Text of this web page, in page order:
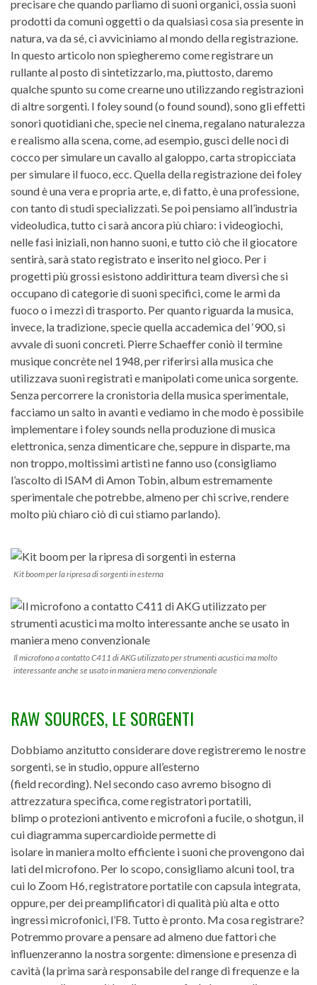
precisare che quando parliamo di suoni organici, ossia suoni
prodotti da comuni oggetti o da qualsiasi cosa sia presente in
natura, va da sé, ci avviciniamo al mondo della registrazione.
In questo articolo non spiegheremo come registrare un
rullante al posto di sintetizzarlo, ma, piuttosto, daremo
qualche spunto su come crearne uno utilizzando registrazioni
di altre sorgenti. I foley sound (o found sound), sono gli effetti
sonori quotidiani che, specie nel cinema, regalano naturalezza
e realismo alla scena, come, ad esempio, gusci delle noci di
cocco per simulare un cavallo al galoppo, carta stropicciata
per simulare il fuoco, ecc. Quella della registrazione dei foley
sound è una vera e propria arte, e, di fatto, è una professione,
con tanto di studi specializzati. Se poi pensiamo all’industria
videoludica, tutto ci sarà ancora più chiaro: i videogiochi,
nelle fasi iniziali, non hanno suoni, e tutto ciò che il giocatore
sentirà, sarà stato registrato e inserito nel gioco. Per i
progetti più grossi esistono addirittura team diversi che si
occupano di categorie di suoni specifici, come le armi da
fuoco o i mezzi di trasporto. Per quanto riguarda la musica,
invece, la tradizione, specie quella accademica del ‘900, si
avvale di suoni concreti. Pierre Schaeffer coniò il termine
musique concrète nel 1948, per riferirsi alla musica che
utilizzava suoni registrati e manipolati come unica sorgente.
Senza percorrere la cronistoria della musica sperimentale,
facciamo un salto in avanti e vediamo in che modo è possibile
implementare i foley sounds nella produzione di musica
elettronica, senza dimenticare che, seppure in disparte, ma
non troppo, moltissimi artisti ne fanno uso (consigliamo
l’ascolto di ISAM di Amon Tobin, album estremamente
sperimentale che potrebbe, almeno per chi scrive, rendere
molto più chiaro ciò di cui stiamo parlando).
Kit boom per la ripresa di sorgenti in esterna
Il microfono a contatto C411 di AKG utilizzato per strumenti acustici ma molto
interessante anche se usato in maniera meno convenzionale
RAW SOURCES, LE SORGENTI
Dobbiamo anzitutto considerare dove registreremo le nostre
sorgenti, se in studio, oppure all’esterno
(field recording). Nel secondo caso avremo bisogno di
attrezzatura specifica, come registratori portatili,
blimp o protezioni antivento e microfoni a fucile, o shotgun, il
cui diagramma supercardioide permette di
isolare in maniera molto efficiente i suoni che provengono dai
lati del microfono. Per lo scopo, consigliamo alcuni tool, tra
cui lo Zoom H6, registratore portatile con capsula integrata,
oppure, per dei preamplificatori di qualità più alta e otto
ingressi microfonici, l’F8. Tutto è pronto. Ma cosa registrare?
Potremmo provare a pensare ad almeno due fattori che
influenzeranno la nostra sorgente: dimensione e presenza di
cavità (la prima sarà responsabile del range di frequenze e la